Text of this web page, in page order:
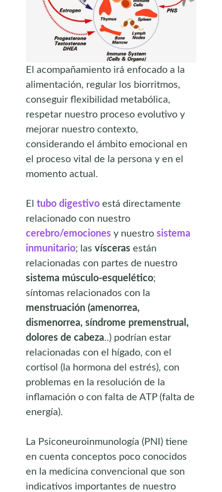
El acompañamiento irá enfocado a la
alimentación, regular los biorritmos,
conseguir flexibilidad metabólica,
respetar nuestro proceso evolutivo y
mejorar nuestro contexto,
considerando el ámbito emocional en
el proceso vital de la persona y en el
momento actual.
Eltubo digestivoestá directamente
relacionado con nuestro
cerebro/emociones y nuestro sistema
inmunitario; lasvíscerasestán
relacionadas con partes de nuestro
sistema músculo-esquelético;
síntomas relacionados con la
menstruación (amenorrea,
dismenorrea, síndrome premenstrual,
dolores de cabeza..) podrían estar
relacionadas con el hígado, con el
cortisol (la hormona del estrés), con
problemas en la resolución de la
inflamación o con falta de ATP (falta de
energía).
La Psiconeuroinmunología (PNI) tiene
en cuenta conceptos poco conocidos
en la medicina convencional que son
indicativos importantes de nuestro